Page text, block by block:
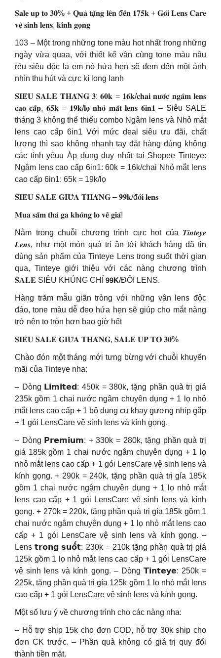
𝐒𝐚𝐥𝐞 𝐮𝐩 𝐭𝐨 𝟑𝟎% + 𝐐𝐮𝐚̀ 𝐭𝐚̣̆𝐧𝐠 𝐥𝐞̂𝐧 đ𝐞̂́𝐧 𝟏𝟕𝟓𝐤 + 𝐆𝐨́𝐢 𝐋𝐞𝐧𝐬 𝐂𝐚𝐫𝐞
𝐯𝐞̣̂ 𝐬𝐢𝐧𝐡 𝐥𝐞𝐧𝐬, 𝐤𝐢́𝐧𝐡 𝐠𝐨̣𝐧𝐠
103 – Một trong những tone màu hot nhất trong những
ngày vừa quaa, với thiết kế vân cùng tone màu nâu
rêu siêu độc lạ em nó hứa hẹn sẽ đem đến một ánh
nhìn thu hút và cực kì long lanh
𝐒𝐈𝐄̂𝐔 𝐒𝐀𝐋𝐄 𝐓𝐇𝐀́𝐍𝐆 𝟑: 𝟔𝟎𝐤 = 𝟏𝟔𝐤/𝐜𝐡𝐚𝐢 𝐧𝐮̛𝐨̛́𝐜 𝐧𝐠𝐚̂𝐦 𝐥𝐞𝐧𝐬
𝐜𝐚𝐨 𝐜𝐚̂́𝐩, 𝟔𝟓𝐤 = 𝟏𝟗𝐤/𝐥𝐨̣ 𝐧𝐡𝐨̉ 𝐦𝐚̆́𝐭 𝐥𝐞𝐧𝐬 𝟔𝐢𝐧𝟏 – Siêu SALE
tháng 3 không thể thiếu combo Ngâm lens và Nhỏ mắt
lens cao cấp 6in1 Với mức deal siêu ưu đãi, chất
lượng thì sao không nhanh tay đặt hàng đúng không
các tình yêuu Áp dụng duy nhất tại Shopee Tinteye:
Ngâm lens cao cấp 6in1: 60k = 16k/chai Nhỏ mắt lens
cao cấp 6in1: 65k = 19k/lọ
𝐒𝐈𝐄̂𝐔 𝐒𝐀𝐋𝐄 𝐆𝐈𝐔̛̃𝐀 𝐓𝐇𝐀́𝐍𝐆 – 𝟗𝟗𝐤/đ𝐨̂𝐢 𝐥𝐞𝐧𝐬
𝐌𝐮𝐚 𝐬𝐚̆́𝐦 𝐭𝐡𝐚̉ 𝐠𝐚 𝐤𝐡𝐨̂𝐧𝐠 𝐥𝐨 𝐯𝐞̂̀ 𝐠𝐢𝐚́!
Nằm trong chuỗi chương trình cực hot của 𝑻𝒊𝒏𝒕𝒆𝒚𝒆
𝑳𝒆𝒏𝒔, như một món quà tri ân tới khách hàng đã tin
dùng sản phẩm của Tinteye Lens trong suốt thời gian
qua, Tinteye giới thiệu với các nàng chương trình
𝐒𝐀𝐋𝐄 SIÊU KHỦNG CHỈ 𝟵𝟵𝗞/ĐÔI LENS.
Hàng trăm mẫu giãn tròng với những vân lens độc
đáo, tone màu dễ đeo hứa hẹn sẽ giúp cho mắt nàng
trở nên to tròn hơn bao giờ hết
𝐒𝐈𝐄̂𝐔 𝐒𝐀𝐋𝐄 𝐆𝐈𝐔̛̃𝐀 𝐓𝐇𝐀́𝐍𝐆, 𝐒𝐀𝐋𝐄 𝐔𝐏 𝐓𝐎 𝟑𝟎%
Chào đón một tháng mới tưng bừng với chuỗi khuyến
mãi của Tinteye nha:
– Dòng 𝗟𝗶𝗺𝗶𝘁𝗲𝗱: 450k = 380k, tặng phần quà trị giá
235k gồm 1 chai nước ngâm chuyên dụng + 1 lọ nhỏ
mắt lens cao cấp + 1 bộ dụng cụ khay gương nhíp gắp
+ 1 gói LensCare vệ sinh lens và kính gọng.
– Dòng 𝗣𝗿𝗲𝗺𝗶𝘂𝗺: + 330k = 280k, tặng phần quà trị
giá 185k gồm 1 chai nước ngâm chuyên dụng + 1 lọ
nhỏ mắt lens cao cấp + 1 gói LensCare vệ sinh lens và
kính gọng. + 290k = 240k, tặng phần quà trị gía 185k
gồm 1 chai nước ngâm chuyên dụng + 1 lọ nhỏ mắt
lens cao cấp + 1 gói LensCare vệ sinh lens và kính
gọng. + 270k = 220k, tặng phần quà trị gía 185k gồm 1
chai nước ngâm chuyên dụng + 1 lọ nhỏ mắt lens cao
cấp + 1 gói LensCare vệ sinh lens và kính gọng. –
Lens 𝘁𝗿𝗼𝗻𝗴 𝘀𝘂𝗼̂́𝘁: 230k = 210k tặng phần quà trị giá
125k gồm 1 lọ nhỏ mắt lens cao cấp + 1 gói LensCare
vệ sinh lens và kính gọng. – Dòng 𝗧𝗶𝗻𝘁𝗲𝘆𝗲: 250k =
225k, tặng phần quà trị gía 125k gồm 1 lọ nhỏ mắt lens
cao cấp + 1 gói LensCare vệ sinh lens và kính gọng.
Một số lưu ý về chương trình cho các nàng nha:
– Hỗ trợ ship 15k cho đơn COD, hỗ trợ 30k ship cho
đơn CK trước. – Phần quà không có giá trị quy đổi
thành tiền mặt.